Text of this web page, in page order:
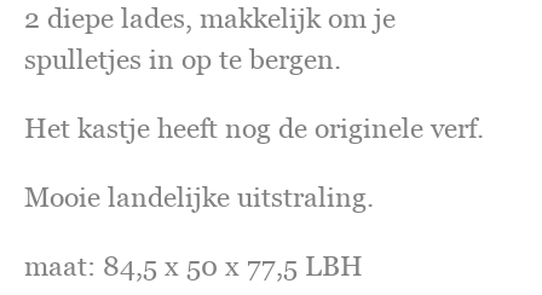
2 diepe lades, makkelijk om je
spulletjes in op te bergen.
Het kastje heeft nog de originele verf.
Mooie landelijke uitstraling.
maat: 84,5 x 50 x 77,5 LBH